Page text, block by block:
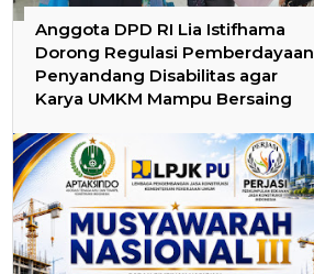
Anggota DPD RI Lia Istifhama
Dorong Regulasi Pemberdayaan
Penyandang Disabilitas agar
Karya UMKM Mampu Bersaing